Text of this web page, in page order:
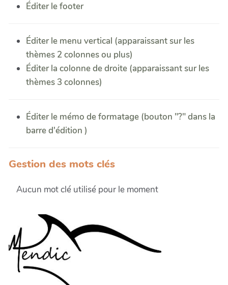
Éditer le footer
Éditer le menu vertical (apparaissant sur les
thèmes 2 colonnes ou plus)
Éditer la colonne de droite (apparaissant sur les
thèmes 3 colonnes)
Éditer le mémo de formatage (bouton "?" dans la
barre d'édition )
Gestion des mots clés
Aucun mot clé utilisé pour le moment